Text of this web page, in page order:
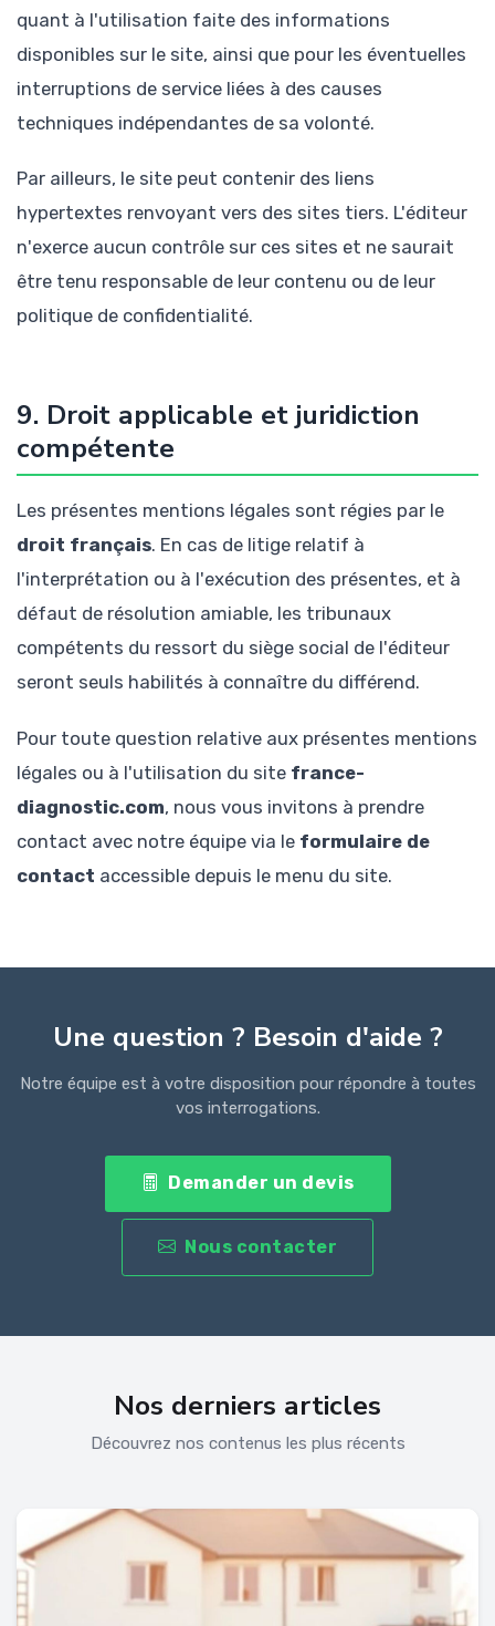
quant à l'utilisation faite des informations
disponibles sur le site, ainsi que pour les éventuelles
interruptions de service liées à des causes
techniques indépendantes de sa volonté.
Par ailleurs, le site peut contenir des liens
hypertextes renvoyant vers des sites tiers. L'éditeur
n'exerce aucun contrôle sur ces sites et ne saurait
être tenu responsable de leur contenu ou de leur
politique de confidentialité.
9. Droit applicable et juridiction
compétente
Les présentes mentions légales sont régies par le
droit français. En cas de litige relatif à
l'interprétation ou à l'exécution des présentes, et à
défaut de résolution amiable, les tribunaux
compétents du ressort du siège social de l'éditeur
seront seuls habilités à connaître du différend.
Pour toute question relative aux présentes mentions
légales ou à l'utilisation du site france-
diagnostic.com, nous vous invitons à prendre
contact avec notre équipe via le formulaire de
contact accessible depuis le menu du site.
Une question ? Besoin d'aide ?
Notre équipe est à votre disposition pour répondre à toutes
vos interrogations.
Demander un devis
Nous contacter
Nos derniers articles
Découvrez nos contenus les plus récents